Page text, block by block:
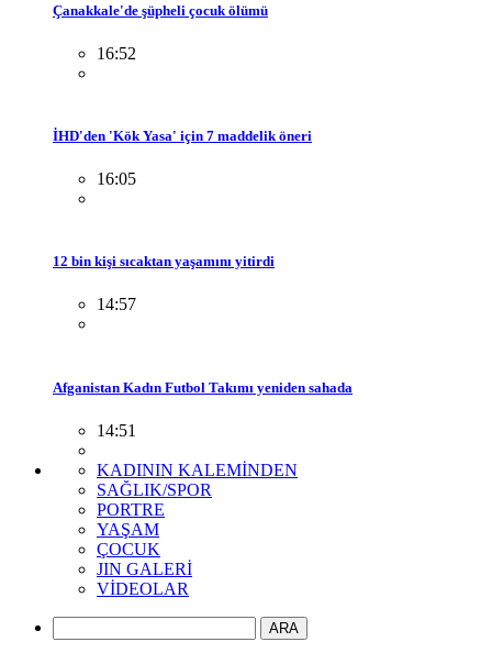
Çanakkale'de şüpheli çocuk ölümü
16:52
İHD'den 'Kök Yasa' için 7 maddelik öneri
16:05
12 bin kişi sıcaktan yaşamını yitirdi
14:57
Afganistan Kadın Futbol Takımı yeniden sahada
14:51
KADININ KALEMİNDEN
SAĞLIK/SPOR
PORTRE
YAŞAM
ÇOCUK
JIN GALERİ
VİDEOLAR
ARA